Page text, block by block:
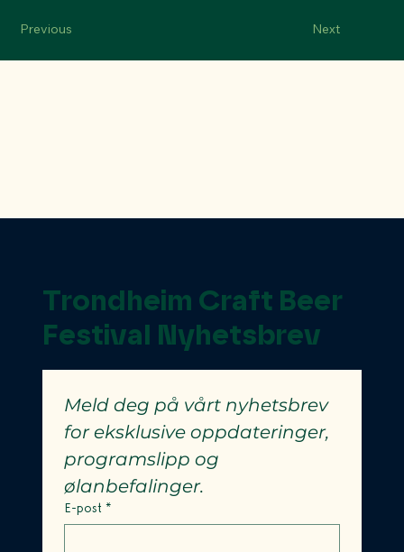
Next
Previous
Trondheim Craft Beer
Festival Nyhetsbrev
Meld deg på vårt nyhetsbrev
for eksklusive oppdateringer,
programslipp og
ølanbefalinger.
E-post *